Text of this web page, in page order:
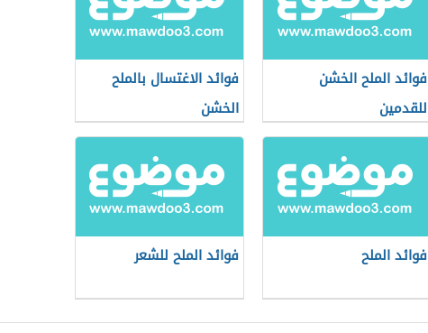
فوائد الملح الخشن
للقدمين
فوائد الاغتسال بالملح
الخشن
فوائد الملح فوائد الملح للشعر